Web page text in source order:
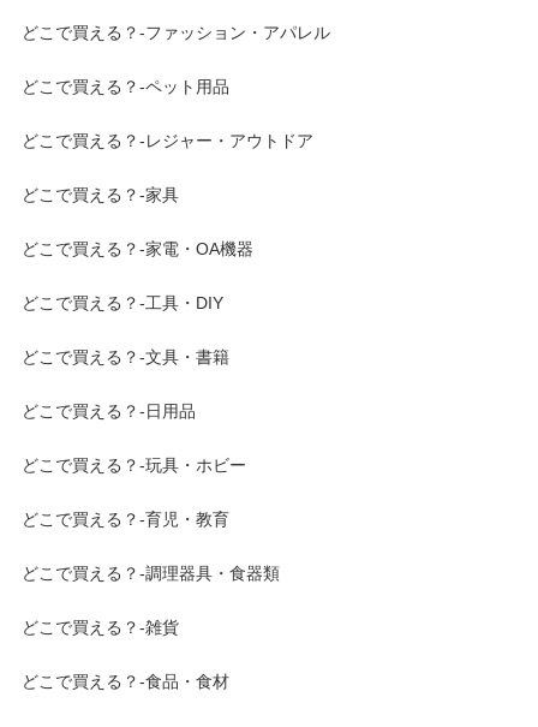
どこで買える？-ファッション・アパレル
どこで買える？-ペット用品
どこで買える？-レジャー・アウトドア
どこで買える？-家具
どこで買える？-家電・OA機器
どこで買える？-工具・DIY
どこで買える？-文具・書籍
どこで買える？-日用品
どこで買える？-玩具・ホビー
どこで買える？-育児・教育
どこで買える？-調理器具・食器類
どこで買える？-雑貨
どこで買える？-食品・食材